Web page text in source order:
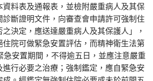
料表及通報表，並檢附嚴重病人及其保
斷證明文件，向審查會申請許可強制住
決定，應送達嚴重病人及其保護人」，
住院可做緊急安置評估，而精神衛生法第
急安置期間，不得逾五日，並應注意嚴重
行必要之治療；強制鑑定，應自緊急安